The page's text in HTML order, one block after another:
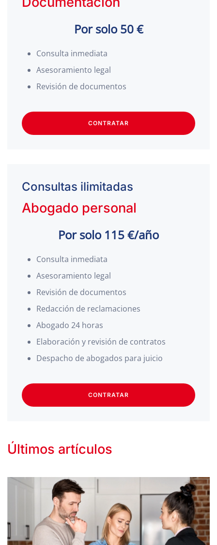
Por solo 50 €
Consulta inmediata
Asesoramiento legal
Revisión de documentos
CONTRATAR
Consultas ilimitadas
Abogado personal
Por solo 115 €/año
Consulta inmediata
Asesoramiento legal
Revisión de documentos
Redacción de reclamaciones
Abogado 24 horas
Elaboración y revisión de contratos
Despacho de abogados para juicio
CONTRATAR
Últimos artículos